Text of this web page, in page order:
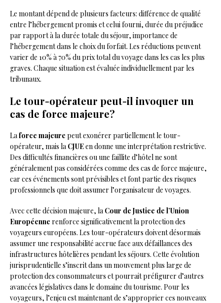
Le montant dépend de plusieurs facteurs: différence de qualité
entre l’hébergement promis et celui fourni, durée du préjudice
par rapport à la durée totale du séjour, importance de
l’hébergement dans le choix du forfait. Les réductions peuvent
varier de 10% à 70% du prix total du voyage dans les cas les plus
graves. Chaque situation est évaluée individuellement par les
tribunaux.
Le tour-opérateur peut-il invoquer un
cas de force majeure?
La force majeure peut exonérer partiellement le tour-
opérateur, mais la CJUEen donne une interprétation restrictive.
Des difficultés financières ou une faillite d’hôtel ne sont
généralement pas considérées comme des cas de force majeure,
car ces événements sont prévisibles et font partie des risques
professionnels que doit assumer l’organisateur de voyages.
Avec cette décision majeure, la Cour de Justice de l’Union
Européenne renforce significativement la protection des
voyageurs européens. Les tour-opérateurs doivent désormais
assumer une responsabilité accrue face aux défaillances des
infrastructures hôtelières pendant les séjours. Cette évolution
jurisprudentielle s’inscrit dans un mouvement plus large de
protection des consommateurs et pourrait préfigurer d’autres
avancées législatives dans le domaine du tourisme. Pour les
voyageurs, l’enjeu est maintenant de s’approprier ces nouveaux